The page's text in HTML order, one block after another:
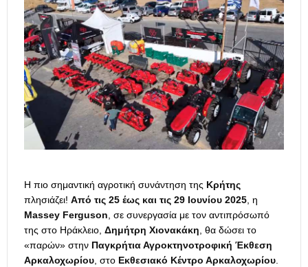
Η πιο σημαντική αγροτική συνάντηση της Κρήτης
πλησιάζει! Από τις 25 έως και τις 29 Ιουνίου 2025 , η
Massey Ferguson , σε συνεργασία με τον αντιπρόσωπό
της στο Ηράκλειο, Δημήτρη Χιονακάκη , θα δώσει το
«παρών» στην Παγκρήτια Αγροκτηνοτροφική Έκθεση
Αρκαλοχωρίου , στο Εκθεσιακό Κέντρο Αρκαλοχωρίου